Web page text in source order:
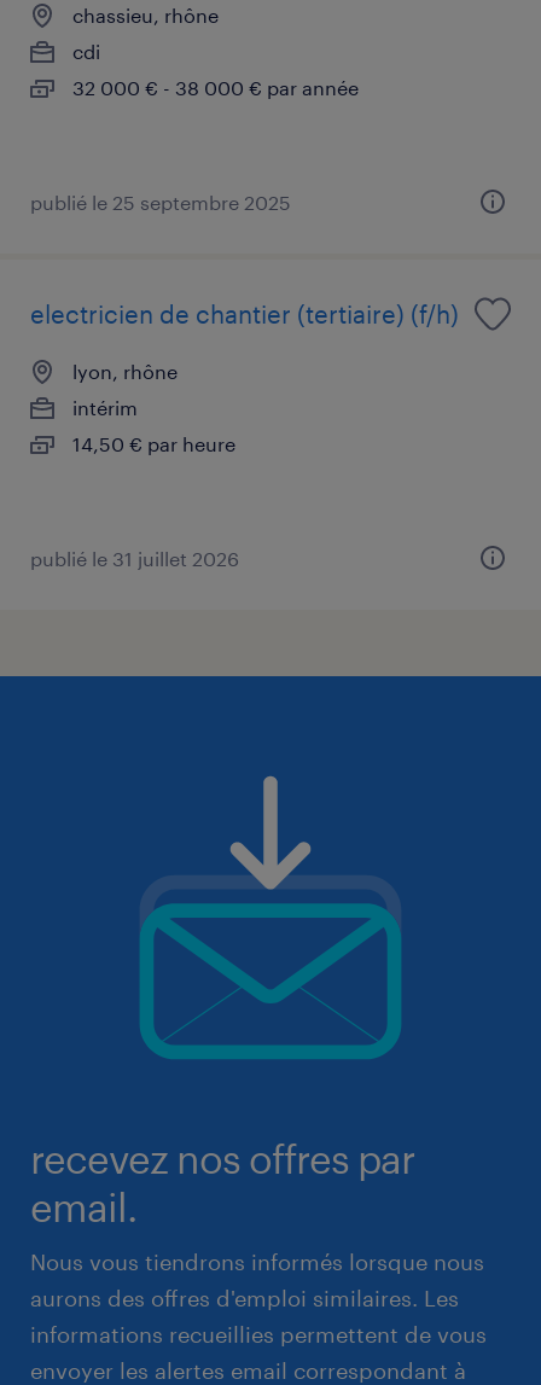
chassieu, rhône
cdi
32 000 € - 38 000 € par année
publié le 25 septembre 2025
electricien de chantier (tertiaire) (f/h)
lyon, rhône
intérim
14,50 € par heure
publié le 31 juillet 2026
recevez nos offres par
email.
Nous vous tiendrons informés lorsque nous
aurons des offres d'emploi similaires. Les
informations recueillies permettent de vous
envoyer les alertes email correspondant à